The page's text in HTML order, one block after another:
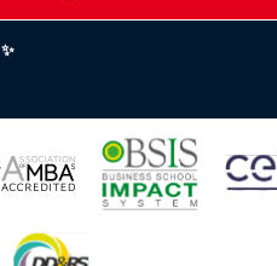
IMAGE
IMAGE
IMAGE